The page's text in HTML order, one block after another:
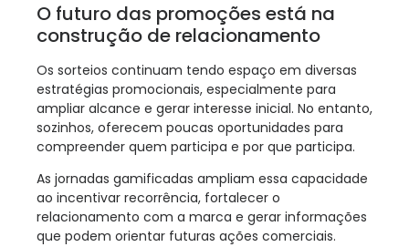
O futuro das promoções está na
construção de relacionamento
Os sorteios continuam tendo espaço em diversas
estratégias promocionais, especialmente para
ampliar alcance e gerar interesse inicial. No entanto,
sozinhos, oferecem poucas oportunidades para
compreender quem participa e por que participa.
As jornadas gamificadas ampliam essa capacidade
ao incentivar recorrência, fortalecer o
relacionamento com a marca e gerar informações
que podem orientar futuras ações comerciais.